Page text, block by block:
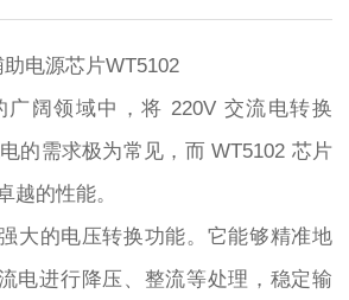
电源芯片WT5102
阔领域中，将 220V 交流电转换
的需求极为常见，而 WT5102 芯片
越的性能。
大的电压转换功能。它能够精准地
电进行降压、整流等处理，稳定输